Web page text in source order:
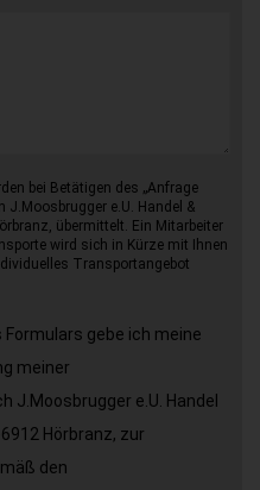
bei Betätigen des „Anfrage
e.U. Handel &
übermittelt. Ein Mitarbeiter
wird sich in Kürze mit Ihnen
Transportangebot
gebe ich meine
meiner
J.Moosbrugger e.U. Handel
Hörbranz, zur
den